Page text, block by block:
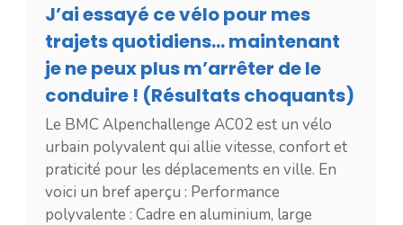
J’ai essayé ce vélo pour mes
trajets quotidiens… maintenant
je ne peux plus m’arrêter de le
conduire ! (Résultats choquants)
Le BMC Alpenchallenge AC02 est un vélo
urbain polyvalent qui allie vitesse, confort et
praticité pour les déplacements en ville. En
voici un bref aperçu : Performance
polyvalente : Cadre en aluminium, large